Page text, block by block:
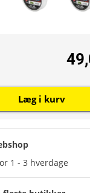
1 - 3 hverdage
Læg i kurv